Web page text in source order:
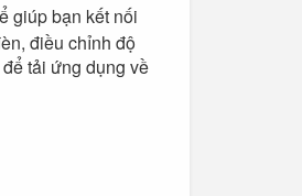
giúp bạn kết nối
điều chỉnh độ
tải ứng dụng về